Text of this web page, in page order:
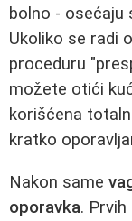
bolno - osećaju
Ukoliko se radi
proceduru
možete otići
korišćena
kratko
Nakon same
oporavka.